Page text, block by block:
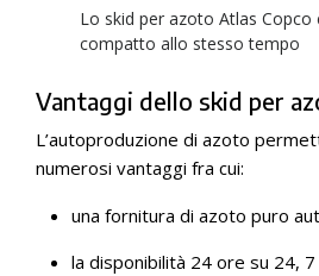
Lo skid per azoto Atlas Copco
compatto allo stesso tempo
Vantaggi dello skid per
L’autoproduzione di azoto
numerosi vantaggi fra cui:
una fornitura di azoto puro
la disponibilità 24 ore su 24,